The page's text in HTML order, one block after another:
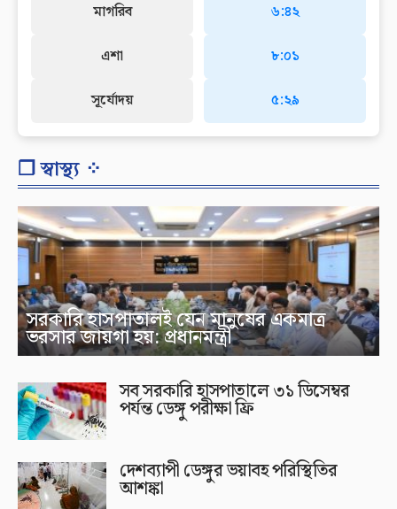
মাগরিব
এশা
সূর্যোদয়
৬:৪২
৮:০১
৫:২৯
❐ স্বাস্থ্য ⁘
সরকারি হাসপাতালই যেন মানুষের একমাত্র
ভরসার জায়গা হয়: প্রধানমন্ত্রী
সব সরকারি হাসপাতালে ৩১ ডিসেম্বর
পর্যন্ত ডেঙ্গু পরীক্ষা ফ্রি
দেশব্যাপী ডেঙ্গুর ভয়াবহ পরিস্থিতির
আশঙ্কা